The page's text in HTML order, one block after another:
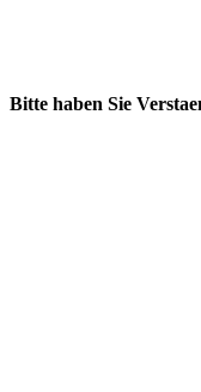
Bitte haben Sie